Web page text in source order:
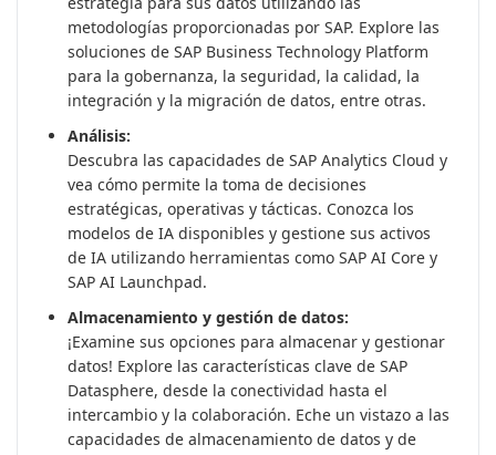
metodologías proporcionadas por SAP. Explore las
soluciones de SAP Business Technology Platform
para la gobernanza, la seguridad, la calidad, la
integración y la migración de datos, entre otras.
Análisis:
Descubra las capacidades de SAP Analytics Cloud y
vea cómo permite la toma de decisiones
estratégicas, operativas y tácticas. Conozca los
modelos de IA disponibles y gestione sus activos
de IA utilizando herramientas como SAP AI Core y
SAP AI Launchpad.
Almacenamiento y gestión de datos:
¡Examine sus opciones para almacenar y gestionar
datos! Explore las características clave de SAP
Datasphere, desde la conectividad hasta el
intercambio y la colaboración. Eche un vistazo a las
capacidades de almacenamiento de datos y de